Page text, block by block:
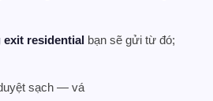
exit residential bạn sẽ gửi từ đó;
sạch — vá